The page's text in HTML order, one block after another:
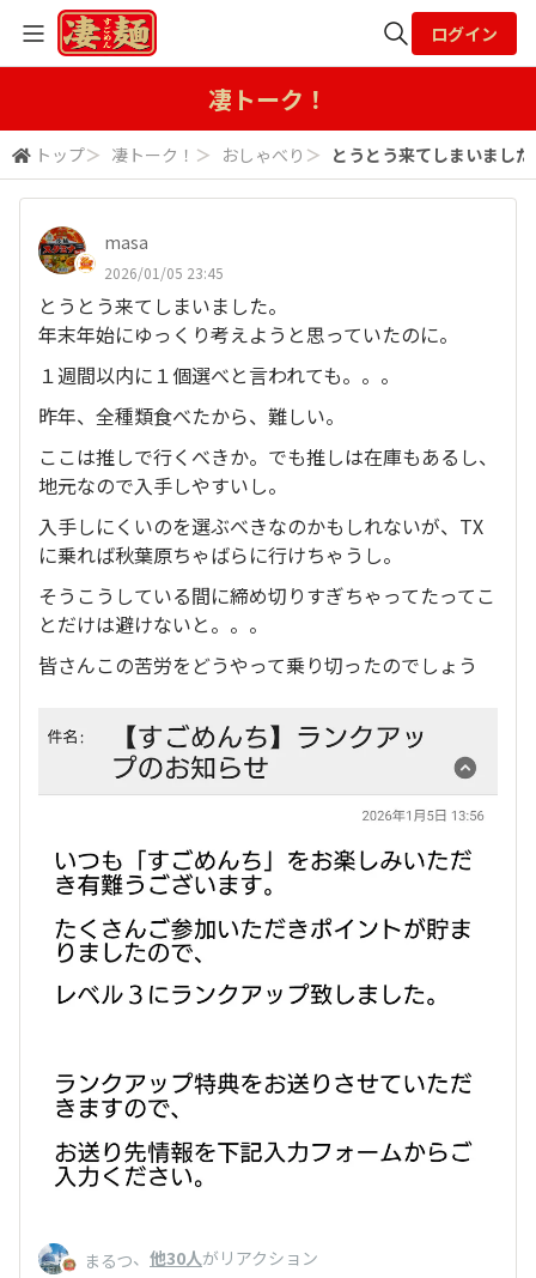
検索
ログイン
凄トーク！
トップ＞ 凄トーク！ ＞ おしゃべり ＞ とうとう来てしまいまし
masa
2026/01/05 23:45
とうとう来てしまいました。
年末年始にゆっくり考えようと思っていたのに。
１週間以内に１個選べと言われても。。。
昨年、全種類食べたから、難しい。
ここは推しで行くべきか。でも推しは在庫もあるし、
地元なので入手しやすいし。
入手しにくいのを選ぶべきなのかもしれないが、TX
に乗れば秋葉原ちゃばらに行けちゃうし。
そうこうしている間に締め切りすぎちゃってたってこ
とだけは避けないと。。。
皆さんこの苦労をどうやって乗り切ったのでしょう
まるつ、 他30人がリアクション